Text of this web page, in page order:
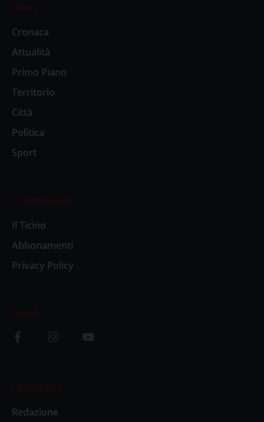
News
Cronaca
Attualità
Primo Piano
Territorio
Città
Politica
Sport
Il settimanale
Il Ticino
Abbonamenti
Privacy Policy
Social
L’editoriale
Redazione